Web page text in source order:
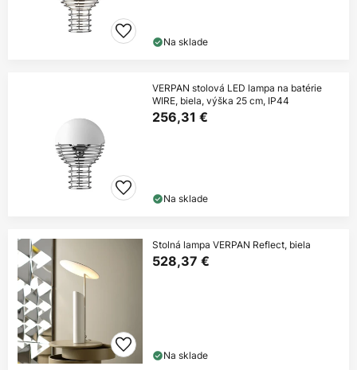
Na sklade
VERPAN stolová LED lampa na batérie
WIRE, biela, výška 25 cm, IP44
256,31 €
Na sklade
Stolná lampa VERPAN Reflect, biela
528,37 €
Na sklade